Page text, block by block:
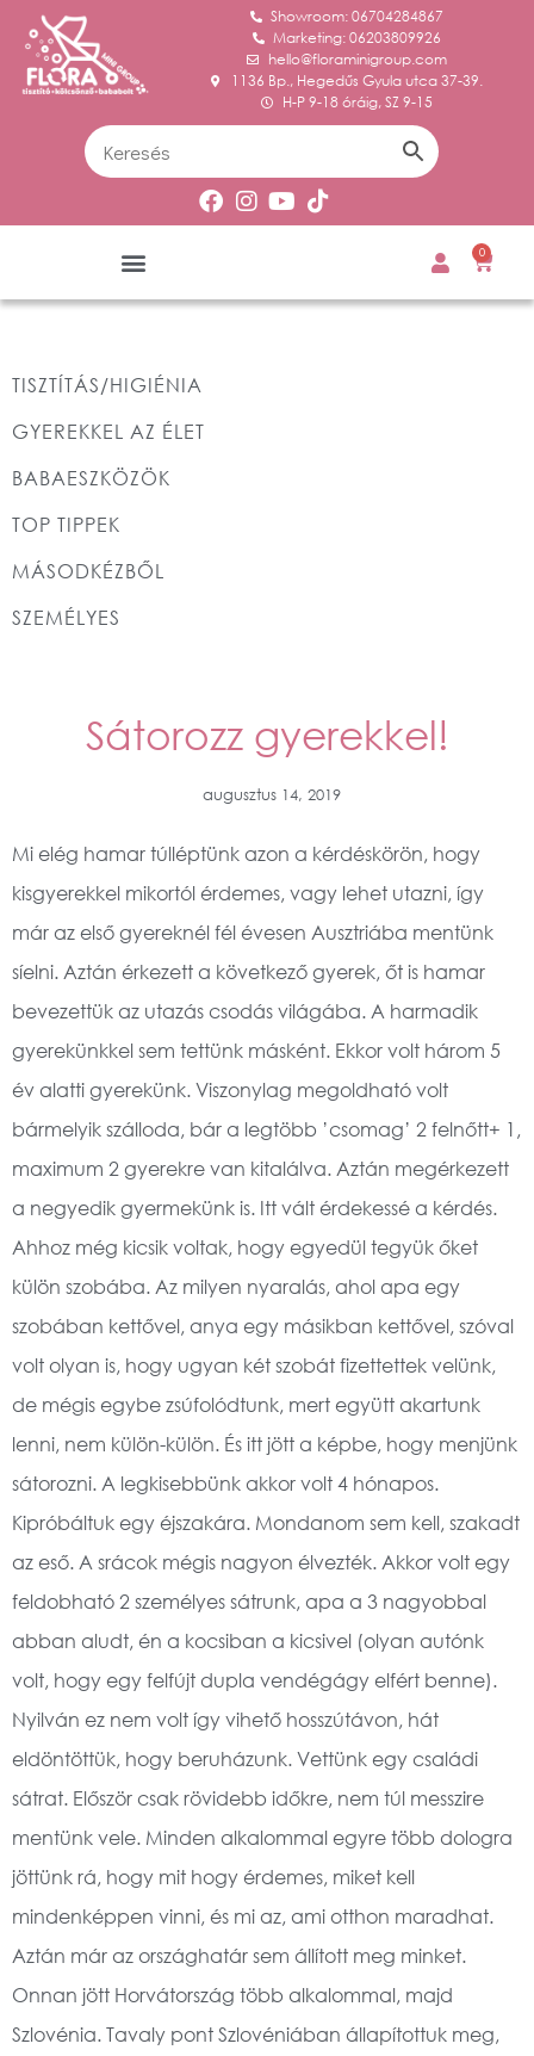
Showroom: 06704284867
Marketing: 06203809926
hello@floraminigroup.com
1136 Bp., Hegedűs Gyula utca 37-39.
H-P 9-18 óráig, SZ 9-15
0
TISZTÍTÁS/HIGIÉNIA
GYEREKKEL AZ ÉLET
BABAESZKÖZÖK
TOP TIPPEK
MÁSODKÉZBŐL
SZEMÉLYES
Sátorozz gyerekkel!
augusztus 14, 2019
Mi elég hamar túlléptünk azon a kérdéskörön, hogy
kisgyerekkel mikortól érdemes, vagy lehet utazni, így
már az első gyereknél fél évesen Ausztriába mentünk
síelni. Aztán érkezett a következő gyerek, őt is hamar
bevezettük az utazás csodás világába. A harmadik
gyerekünkkel sem tettünk másként. Ekkor volt három 5
év alatti gyerekünk. Viszonylag megoldható volt
bármelyik szálloda, bár a legtöbb ’csomag’ 2 felnőtt+ 1,
maximum 2 gyerekre van kitalálva. Aztán megérkezett
a negyedik gyermekünk is. Itt vált érdekessé a kérdés.
Ahhoz még kicsik voltak, hogy egyedül tegyük őket
külön szobába. Az milyen nyaralás, ahol apa egy
szobában kettővel, anya egy másikban kettővel, szóval
volt olyan is, hogy ugyan két szobát fizettettek velünk,
de mégis egybe zsúfolódtunk, mert együtt akartunk
lenni, nem külön-külön. És itt jött a képbe, hogy menjünk
sátorozni. A legkisebbünk akkor volt 4 hónapos.
Kipróbáltuk egy éjszakára. Mondanom sem kell, szakadt
az eső. A srácok mégis nagyon élvezték. Akkor volt egy
feldobható 2 személyes sátrunk, apa a 3 nagyobbal
abban aludt, én a kocsiban a kicsivel (olyan autónk
volt, hogy egy felfújt dupla vendégágy elfért benne).
Nyilván ez nem volt így vihető hosszútávon, hát
eldöntöttük, hogy beruházunk. Vettünk egy családi
sátrat. Először csak rövidebb időkre, nem túl messzire
mentünk vele. Minden alkalommal egyre több dologra
jöttünk rá, hogy mit hogy érdemes, miket kell
mindenképpen vinni, és mi az, ami otthon maradhat.
Aztán már az országhatár sem állított meg minket.
Onnan jött Horvátország több alkalommal, majd
Szlovénia. Tavaly pont Szlovéniában állapítottuk meg,